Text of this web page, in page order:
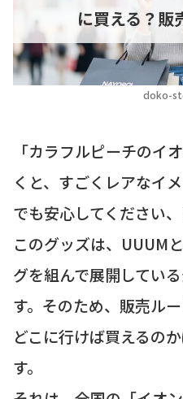
doko-
に買える？販
「カラフルピーチのイ
くと、すごくレアなイ
でも安心してください
このグッズは、UUUM
グを組んで展開してい
す。そのため、販売ル
どこに行けば買えるの
す。